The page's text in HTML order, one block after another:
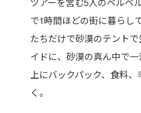
で1時間ほどの街に暮らし
たちだけで砂漠のテント
イドに、砂漠の真ん中で
上にバックパック、食料
く。